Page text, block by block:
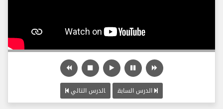
الدرس السابق الدرس التالي